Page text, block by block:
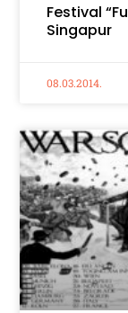
Festival
Singapur
08.03.2014.